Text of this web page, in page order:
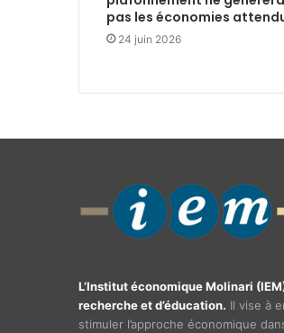
pas les économies
24 juin 2026
L’Institut économique Molinari
recherche et d’éducation. Il vise à
stimuler l’approche économique